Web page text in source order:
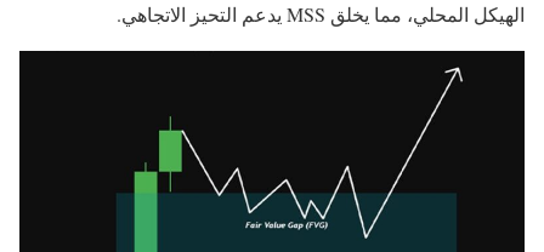
الهيكل المحلي، مما يخلق MSS يدعم التحيز الاتجاهي.